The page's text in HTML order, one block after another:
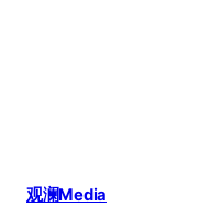
观澜Media